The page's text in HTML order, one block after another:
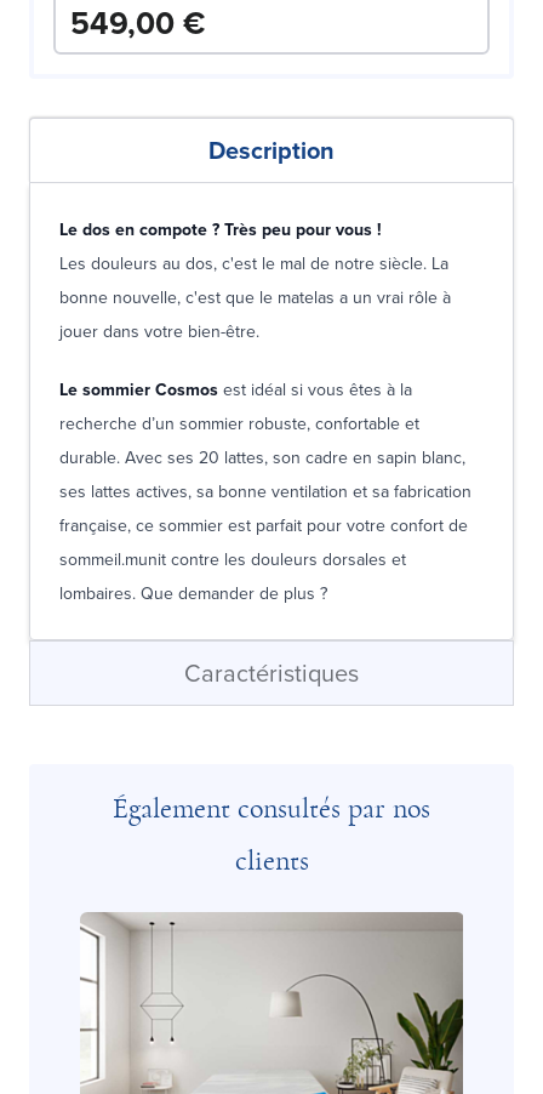
549,00 €
Description
Le dos en compote ? Très peu pour vous !
Les douleurs au dos, c'est le mal de notre siècle. La
bonne nouvelle, c'est que le matelas a un vrai rôle à
jouer dans votre bien-être.
Le sommier Cosmosest idéal si vous êtes à la
recherche d’un sommier robuste, confortable et
durable. Avec ses 20 lattes, son cadre en sapin blanc,
ses lattes actives, sa bonne ventilation et sa fabrication
française, ce sommier est parfait pour votre confort de
sommeil.munit contre les douleurs dorsales et
lombaires. Que demander de plus ?
Caractéristiques
Également consultés par nos
clients